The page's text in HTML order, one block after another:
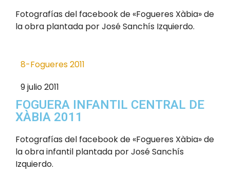
Fotografías del facebook de «Fogueres Xàbia» de
la obra plantada por José Sanchís Izquierdo.
8-Fogueres 2011
9 julio 2011
FOGUERA INFANTIL CENTRAL DE
XÀBIA 2011
Fotografías del facebook de «Fogueres Xàbia» de
la obra infantil plantada por José Sanchís
Izquierdo.